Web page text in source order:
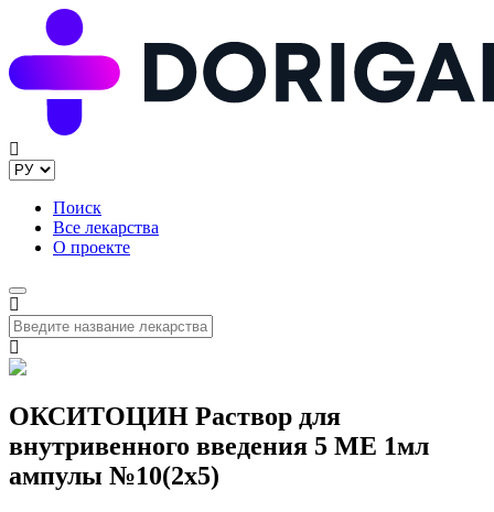
Поиск
Все лекарства
О проекте
ОКСИТОЦИН Раствор для
внутривенного введения 5 МЕ 1мл
ампулы №10(2x5)